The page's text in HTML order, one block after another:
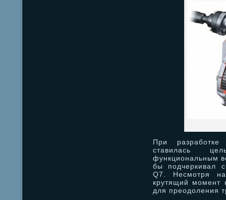
При
ставилась
функциональным
бы подчеркивал
Q7. Несмотря на
крутящий момент
для преодоления